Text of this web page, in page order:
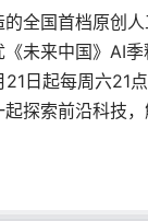
全国首档原创
未来中国》AI
21日起每周六21
探索前沿科技